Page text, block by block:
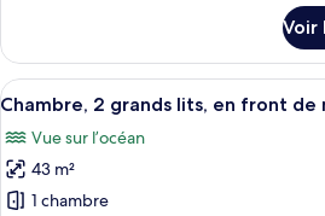
de
mer
chambres
(Penthouse)
le
type
de
Suite,
2
chambres
(Penthouse)
Voir
Afficher
toutes
les
photos
pour
5
Chambre, 2 grands lits, en front
Vue sur l’océan
43 m²
1 chambre